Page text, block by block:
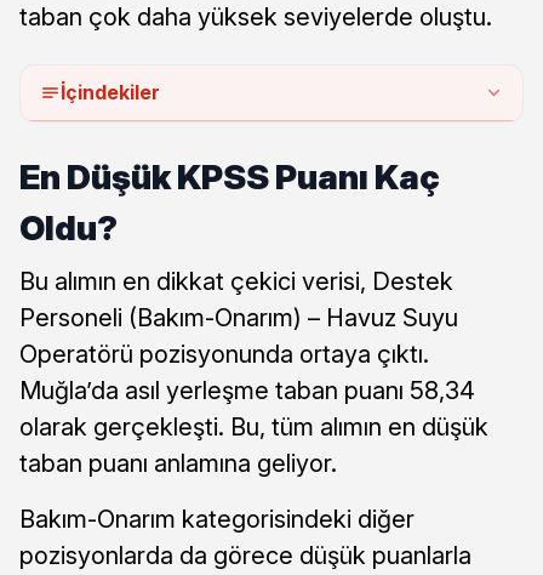
taban çok daha yüksek seviyelerde oluştu.
İçindekiler
En Düşük KPSS Puanı Kaç
Oldu?
Bu alımın en dikkat çekici verisi, Destek
Personeli (Bakım-Onarım) – Havuz Suyu
Operatörü pozisyonunda ortaya çıktı.
Muğla’da asıl yerleşme taban puanı 58,34
olarak gerçekleşti. Bu, tüm alımın en düşük
taban puanı anlamına geliyor.
Bakım-Onarım kategorisindeki diğer
pozisyonlarda da görece düşük puanlarla